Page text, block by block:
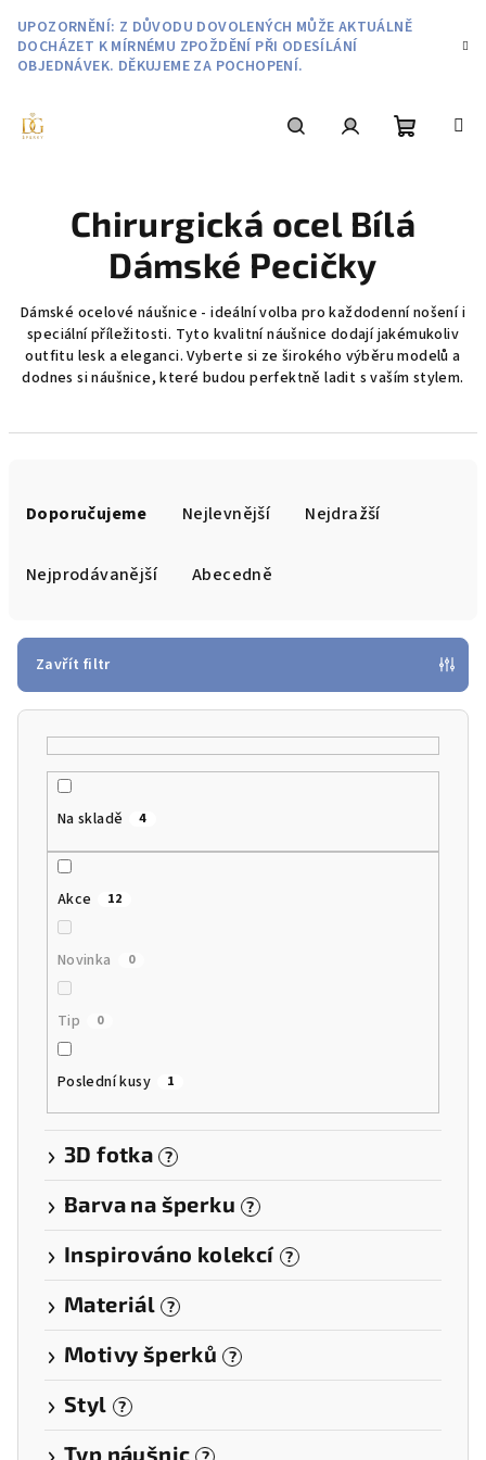
obsah
UPOZORNĚNÍ: Z DŮVODU DOVOLENÝCH MŮŽE AKTUÁLNĚ
DOCHÁZET K MÍRNÉMU ZPOŽDĚNÍ PŘI ODESÍLÁNÍ
OBJEDNÁVEK. DĚKUJEME ZA POCHOPENÍ.
košík
Chirurgická ocel Bílá
Dámské Pecičky
Dámské ocelové náušnice - ideální volba pro každodenní nošení i
speciální příležitosti. Tyto kvalitní náušnice dodají jakémukoliv
outfitu lesk a eleganci. Vyberte si ze širokého výběru modelů a
dodnes si náušnice, které budou perfektně ladit s vaším stylem.
r
o
Doporučujeme Nejlevnější Nejdražší
Nejprodávanější Abecedně
Zavřít filtr
Na skladě 4
Akce 12
Novinka 0
Tip 0
Poslední kusy 1
3D fotka ?
Barva na šperku ?
Inspirováno kolekcí ?
Materiál ?
Motivy šperků ?
Styl ?
Typ náušnic